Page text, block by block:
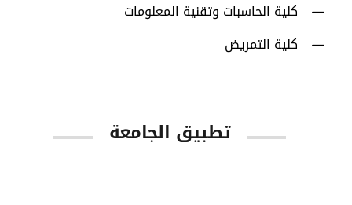
كلية الحاسبات وتقنية المعلومات
كلية التمريض
تطبيق الجامعة